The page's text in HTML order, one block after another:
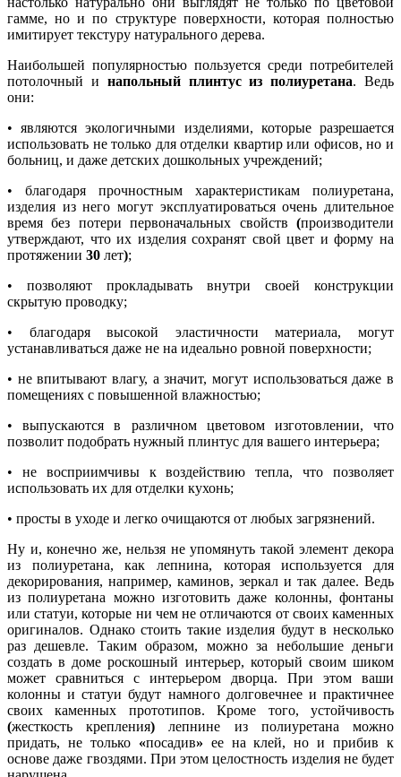
гамме, но и по структуре поверхности, которая полностью
имитирует текстуру натурального дерева.
Наибольшей популярностью пользуется среди потребителей
потолочный и напольный плинтус из полиуретана. Ведь
они:
• являются экологичными изделиями, которые разрешается
использовать не только для отделки квартир или офисов, но и
больниц, и даже детских дошкольных учреждений;
• благодаря прочностным характеристикам полиуретана,
изделия из него могут эксплуатироваться очень длительное
время без потери первоначальных свойств (производители
утверждают, что их изделия сохранят свой цвет и форму на
протяжении 30 лет);
• позволяют прокладывать внутри своей конструкции
скрытую проводку;
• благодаря высокой эластичности материала, могут
устанавливаться даже не на идеально ровной поверхности;
• не впитывают влагу, а значит, могут использоваться даже в
помещениях с повышенной влажностью;
• выпускаются в различном цветовом изготовлении, что
позволит подобрать нужный плинтус для вашего интерьера;
• не восприимчивы к воздействию тепла, что позволяет
использовать их для отделки кухонь;
• просты в уходе и легко очищаются от любых загрязнений.
Ну и, конечно же, нельзя не упомянуть такой элемент декора
из полиуретана, как лепнина, которая используется для
декорирования, например, каминов, зеркал и так далее. Ведь
из полиуретана можно изготовить даже колонны, фонтаны
или статуи, которые ни чем не отличаются от своих каменных
оригиналов. Однако стоить такие изделия будут в несколько
раз дешевле. Таким образом, можно за небольшие деньги
создать в доме роскошный интерьер, который своим шиком
может сравниться с интерьером дворца. При этом ваши
колонны и статуи будут намного долговечнее и практичнее
своих каменных прототипов. Кроме того, устойчивость
(жесткость крепления) лепнине из полиуретана можно
придать, не только «посадив» ее на клей, но и прибив к
основе даже гвоздями. При этом целостность изделия не будет